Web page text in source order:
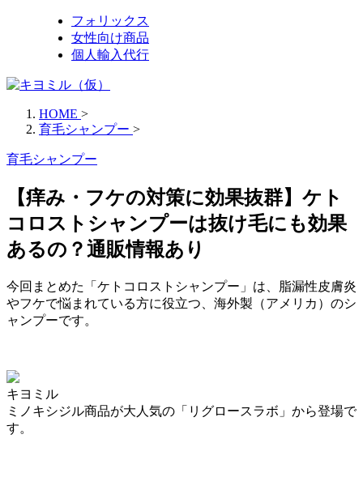
フォリックス
女性向け商品
個人輸入代行
HOME >
育毛シャンプー >
育毛シャンプー
【痒み・フケの対策に効果抜群】ケト
コロストシャンプーは抜け毛にも効果
あるの？通販情報あり
今回まとめた「ケトコロストシャンプー」は、脂漏性皮膚炎
やフケで悩まれている方に役立つ、海外製（アメリカ）のシ
ャンプーです。
キヨミル
ミノキシジル商品が大人気の「リグロースラボ」から登場で
す。